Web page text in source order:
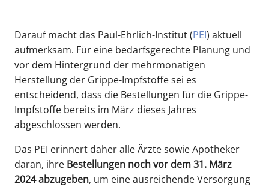
Darauf macht das Paul-Ehrlich-Institut (PEI) aktuell
aufmerksam. Für eine bedarfsgerechte Planung und
vor dem Hintergrund der mehrmonatigen
Herstellung der Grippe-Impfstoffe sei es
entscheidend, dass die Bestellungen für die Grippe-
Impfstoffe bereits im März dieses Jahres
abgeschlossen werden.
Das PEI erinnert daher alle Ärzte sowie Apotheker
daran, ihre Bestellungen noch vor dem 31. März
2024 abzugeben, um eine ausreichende Versorgung